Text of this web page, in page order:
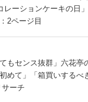
レーションケーキの日
2ページ目
もセンス抜群」六花亭
めて」「箱買いするべ
ーチ